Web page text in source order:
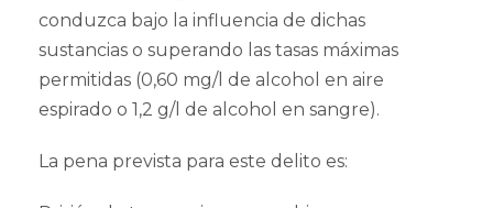
conduzca bajo la influencia de dichas
sustancias o superando las tasas máximas
permitidas (0,60 mg/l de alcohol en aire
espirado o 1,2 g/l de alcohol en sangre).
La pena prevista para este delito es: